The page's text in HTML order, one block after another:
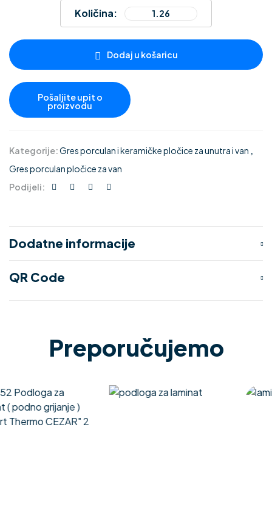
Količina:
Dodaj u košaricu
Kategorije:Gres porculan i keramičke pločice za unutra i van ,
Gres porculan pločice za van
Podijeli:
Dodatne informacije
QR Code
Preporučujemo